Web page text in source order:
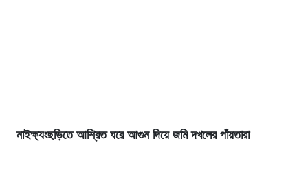
নাইক্ষ্যংছড়িতে আশ্রিত ঘরে আগুন দিয়ে জমি দখলের পাঁয়তারা